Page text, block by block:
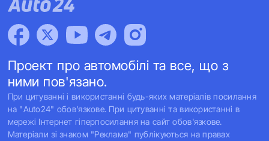
Проект про автомобілі та все, що з
ними пов'язано.
При цитуванні і використанні будь-яких матеріалів посилання
на "Auto24" обов'язкове. При цитуванні та використанні в
мережі Інтернет гіперпосилання на сайт обов'язкове.
Матеріали зі знаком "Реклама" публікуються на правах